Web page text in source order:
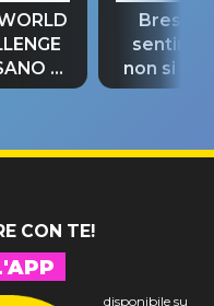
si
Bresh:
non si
fino alla
CON TE!
disponibile su